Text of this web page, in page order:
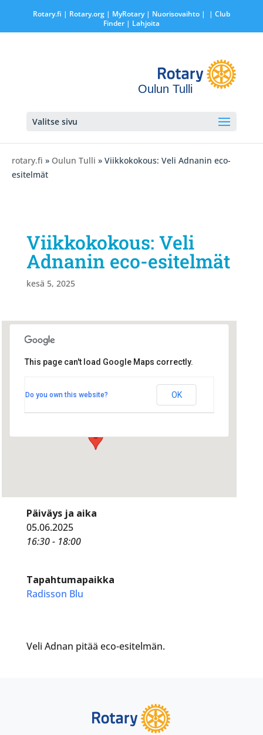
Rotary.fi | Rotary.org| MyRotary | Nuorisovaihto|
| Club
Finder| Lahjoita
Oulun Tulli
Valitse sivu
rotary.fi » Oulun Tulli » Viikkokokous: Veli Adnanin eco-
esitelmät
Viikkokokous: Veli
Adnanin eco-esitelmät
kesä 5, 2025
Hallituskatu 1 - Oulu
This page can't load Google Maps correctly.
Do you own this website? OK
Päiväys ja aika
05.06.2025
16:30 - 18:00
Tapahtumapaikka
Radisson Blu
Veli Adnan pitää eco-esitelmän.